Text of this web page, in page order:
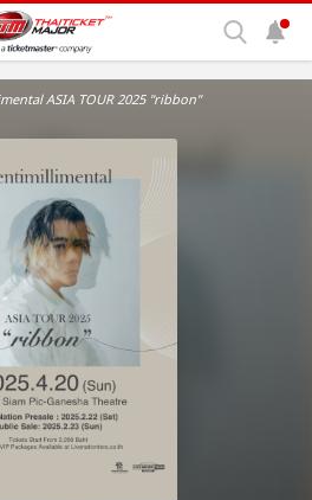
ASIA TOUR 2025 ''ribbon''